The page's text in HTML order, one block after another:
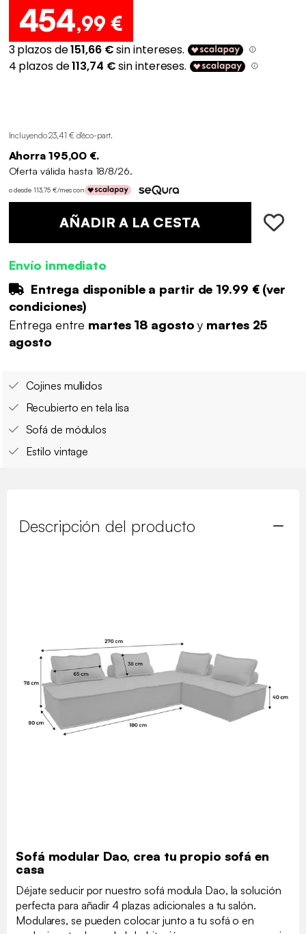
454,99 €
Incluyendo 23,41 € d'éco-part.
Ahorra 195,00 €.
Oferta válida hasta 18/8/26.
o desde 113,75 €/mes con
AÑADIR A LA CESTA
Envío inmediato
Entrega disponible a partir de 19.99 €(ver
condiciones)
Entrega entre martes 18 agostoy martes 25
agosto
Cojines mullidos
Recubierto en tela lisa
Sofá de módulos
Estilo vintage
Descripción del producto
Sofá modular Dao, crea tu propio sofá en
casa
Déjate seducir por nuestro sofá modula Dao, la solución
perfecta para añadir 4 plazas adicionales a tu salón.
Modulares, se pueden colocar junto a tu sofá o en